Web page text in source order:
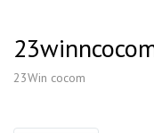
23Win cocom